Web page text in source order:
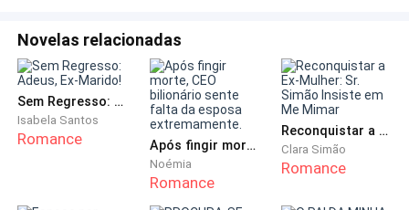
dar-lhe outra oportunidade. Talvez ele não estivesse
me traindo como pensei.
Em silêncio, Lucas parecia hesitar, e eu olhei para ele
sem entender.
— Não é possível que você não peça a Orfeu para
Novelas relacionadas
Sem Regresso: Adeus, Ex-Marido!
Isabela Santos
Romance Após fingir morte, CEO bilionário sente falta da esposa extremamente.
Noémia
Romance
Reconquistar a Ex-Mulher: Sr. Simão Insiste em Me Mimar
Clara Simão
Romance